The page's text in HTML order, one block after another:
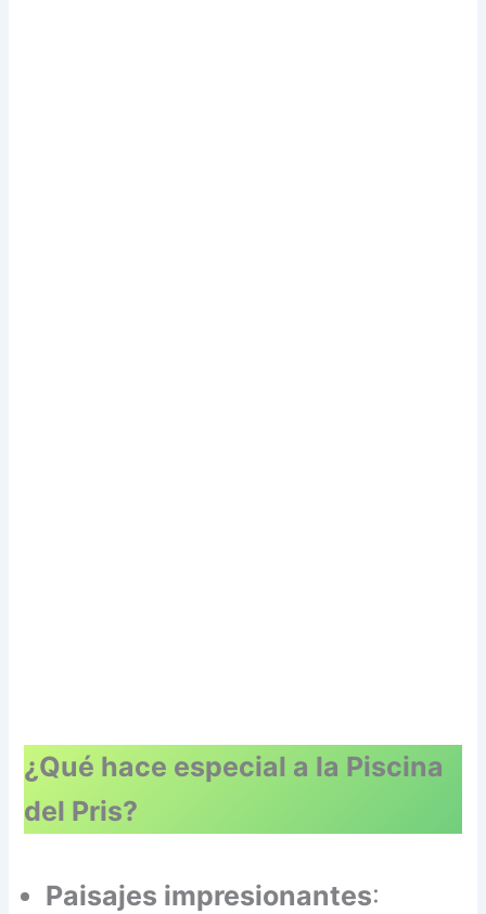
¿Qué hace especial a la Piscina
del Pris?
Paisajes impresionantes: